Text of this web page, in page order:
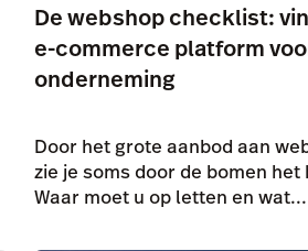
De webshop checklist:
e-commerce platform
onderneming
Door het grote aanbod aan
zie je soms door de bomen het
Waar moet u op letten en wat...